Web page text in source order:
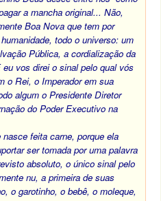
a mancha original... Não,
Boa Nova que tem por
todo o universo: um
Pública, a cordialização da
vos direi o sinal pelo qual vós
o Rei, o Imperador em sua
algum o Presidente Diretor
do Poder Executivo na
feita carne, porque ela
ser tomada por uma palavra
absoluto, o único sinal pelo
nu, a primeira de suas
o garotinho, o bebê, o moleque,